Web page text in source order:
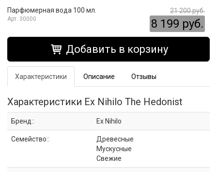
Парфюмерная вода 100 мл.
30000
21 200 руб.
8 199 руб.
Добавить в корзину
Характеристики Описание Отзывы
Характеристики Ex Nihilo The Hedonist
Бренд:: Ex Nihilo
Семейство::
Древесные
Мускусные
Свежие